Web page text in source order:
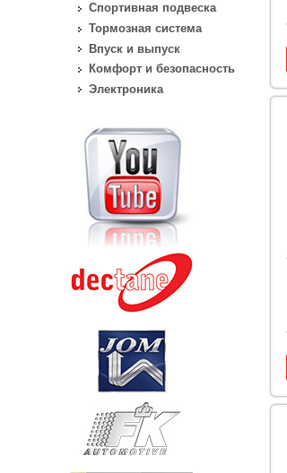
Спортивная подвеска
Тормозная система
Впуск и выпуск
Комфорт и безопасность
Электроника